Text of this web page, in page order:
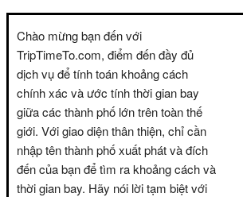
Chào mừng bạn đến với
TripTimeTo.com, điểm đến đầy đủ
dịch vụ để tính toán khoảng cách
chính xác và ước tính thời gian bay
giữa các thành phố lớn trên toàn thế
giới. Với giao diện thân thiện, chỉ cần
nhập tên thành phố xuất phát và đích
đến của bạn để tìm ra khoảng cách và
thời gian bay. Hãy nói lời tạm biệt với